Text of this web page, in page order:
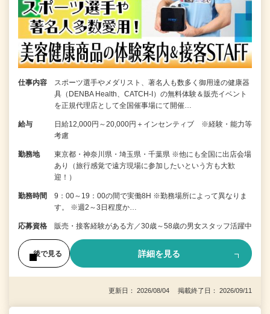
仕事内容
スポーツ選手やメダリスト、著名人も数多く御用達の健康器
具（DENBA Health、CATCH-I）の無料体験＆販売イベント
を正規代理店として全国催事場にて開催…
給与
日給12,000円～20,000円＋インセンティブ ※経験・能力等
考慮
勤務地
東京都・神奈川県・埼玉県・千葉県 ※他にも全国に出店会場
あり（旅行感覚で遠方現場に参加したいという方も大歓
迎！）
勤務時間
9：00～19：00の間で実働8H ※勤務場所によって異なりま
す。 ※週2～3日程度か…
応募資格 販売・接客経験がある方／30歳～58歳の男女スタッフ活躍中
後で見る 詳細を見る
更新日： 2026/08/04 掲載終了日： 2026/09/11